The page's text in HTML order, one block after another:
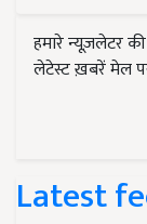
हमारे न्यूज़लेटर
लेटेस्ट ख़बरें मेल
Latest